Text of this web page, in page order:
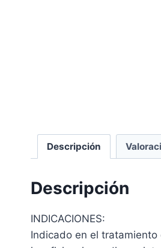
Descripción
Descripción
INDICACIONES:
Indicado en el